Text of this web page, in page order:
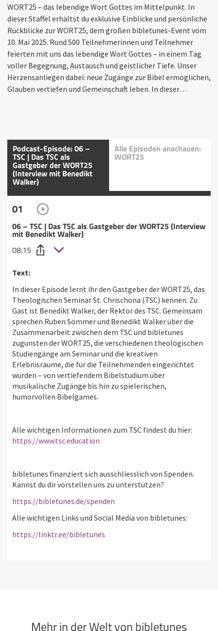
WORT25 – das lebendige Wort Gottes im Mittelpunkt. In
dieser Staffel erhältst du exklusive Einblicke und persönliche
Rückblicke zur WORT25, dem großen bibletunes-Event vom
10. Mai 2025. Rund 500 Teilnehmerinnen und Teilnehmer
feierten mit uns das lebendige Wort Gottes – in einem Tag
voller Begegnung, Austausch und geistlicher Tiefe. Unser
Herzensanliegen dabei: neue Zugänge zur Bibel ermöglichen,
Glauben vertiefen und Gemeinschaft leben. In dieser…
Podcast-Episode: 06 –
TSC | Das TSC als
Gastgeber der WORT25
(Interview mit Benedikt
Walker)
Alle Episoden anschauen:
WORT25
01
06 – TSC | Das TSC als Gastgeber der WORT25 (Interview
mit Benedikt Walker)
08:15
Text:
In dieser Episode lernt ihr den Gastgeber der WORT25, das
Theologischen Seminar St. Chrischona (TSC) kennen. Zu
Gast ist Benedikt Walker, der Rektor des TSC. Gemeinsam
sprechen Ruben Sommer und Benedikt Walker über die
Zusammenarbeit zwischen dem TSC und bibletunes
zugunsten der WORT25, die verschiedenen theologischen
Studiengänge am Seminar und die kreativen
Erlebnisräume, die für die Teilnehmenden eingerichtet
wurden – von vertiefendem Bibelstudium über
musikalische Zugänge bis hin zu spielerischen,
humorvollen Bibelgames.
Alle wichtigen Informationen zum TSC findest du hier:
https://www.tsc.education
bibletunes finanziert sich ausschliesslich von Spenden.
Kannst du dir vorstellen uns zu unterstützen?
https://bibletunes.de/spenden
Alle wichtigen Links und Social Media von bibletunes:
https://linktr.ee/bibletunes
Mehr in der Welt von bibletunes